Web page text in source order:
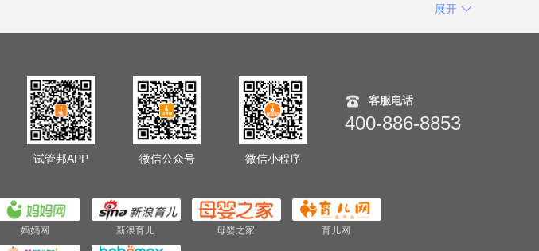
展开
试管邦APP 微信公众号 微信小程序
客服电话
400-886-8853
妈妈网 新浪育儿 母婴之家 育儿网